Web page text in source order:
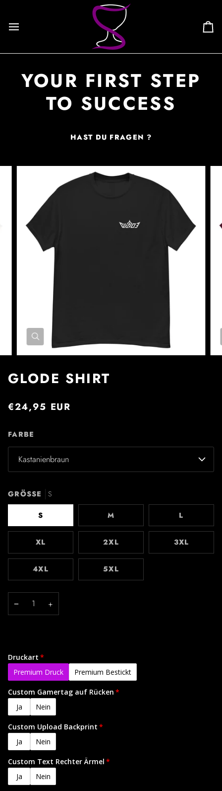
content
YOUR FIRST STEP
TO SUCCESS
HAST DU FRAGEN ?
GLODE SHIRT
€24,95 EUR
FARBE
Kastanienbraun
GRÖSSE S
S M L
XL 2XL 3XL
4XL 5XL
− +
Druckart
Premium Druck
Premium Bestickt
Custom Gamertag auf Rücken
Ja
Nein
Custom Upload Backprint
Ja
Nein
Custom Text Rechter Ärmel
Ja
Nein